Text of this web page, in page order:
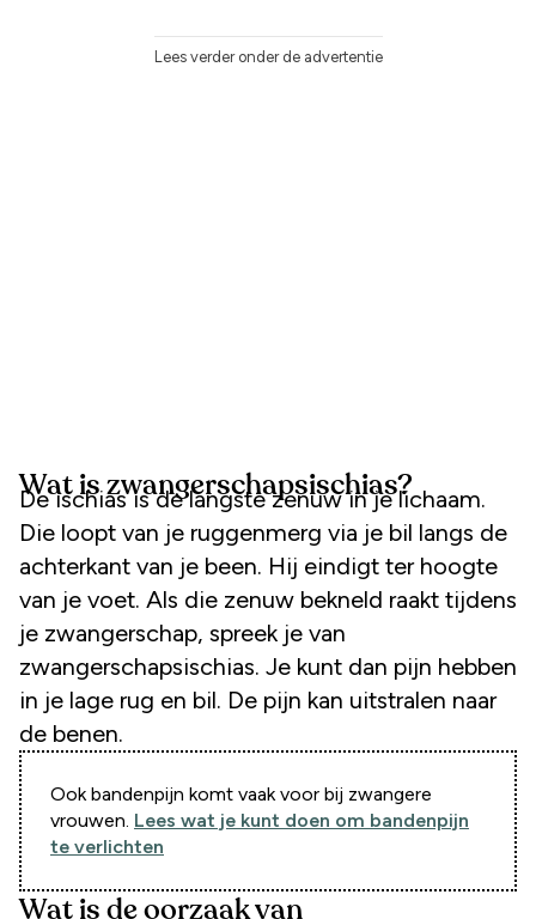
Lees verder onder de advertentie
Wat is zwangerschapsischias?
De ischias is de langste zenuw in je lichaam.
Die loopt van je ruggenmerg via je bil langs de
achterkant van je been. Hij eindigt ter hoogte
van je voet. Als die zenuw bekneld raakt tijdens
je zwangerschap, spreek je van
zwangerschapsischias. Je kunt dan pijn hebben
in je lage rug en bil. De pijn kan uitstralen naar
de benen.
Ook bandenpijn komt vaak voor bij zwangere
vrouwen. Lees wat je kunt doen om bandenpijn
te verlichten
Wat is de oorzaak van